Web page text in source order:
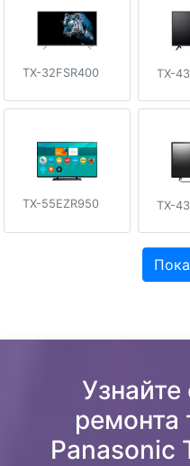
TX-32FSR400 TX-
TX-55EZR950 TX-
ремонта
Panasonic